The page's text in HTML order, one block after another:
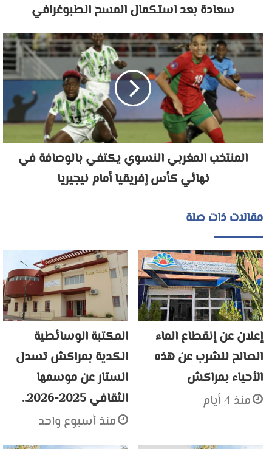
سعادة بعد استكمال المسح الطبوغرافي
المنتخب المغربي النسوي يكتفي بالوصافة في
نهائي كأس إفريقيا أمام نيجيريا
مقالات ذات صلة
إعلان عن إنقطاع الماء
الصالح للشرب عن هذه
الأحياء بمراكش
منذ 4 أيام
المكتبة الوسائطية
الكدية بمراكش تسدل
الستار عن موسمها
الثقافي 2025-2026..
منذ أسبوع واحد